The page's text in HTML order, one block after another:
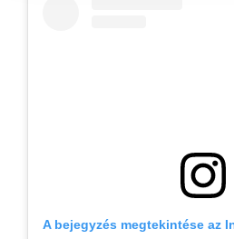
A bejegyzés megtekintése az